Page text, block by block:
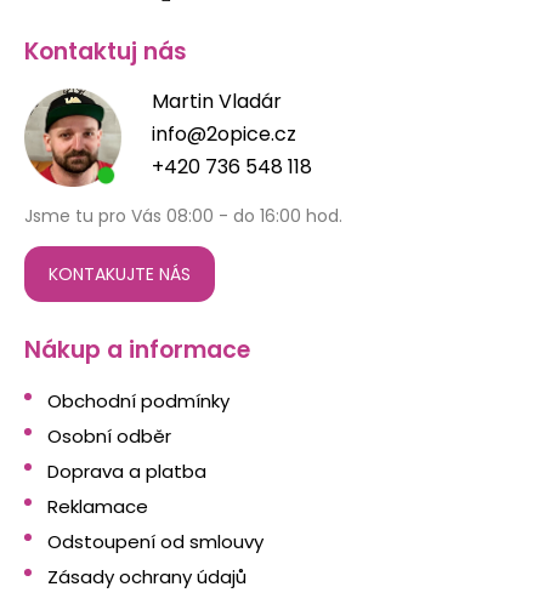
Kontaktuj nás
Martin Vladár
info@2opice.cz
+420 736 548 118
Jsme tu pro Vás 08:00 - do 16:00 hod.
KONTAKUJTE NÁS
Nákup a informace
Obchodní podmínky
Osobní odběr
Doprava a platba
Reklamace
Odstoupení od smlouvy
Zásady ochrany údajů